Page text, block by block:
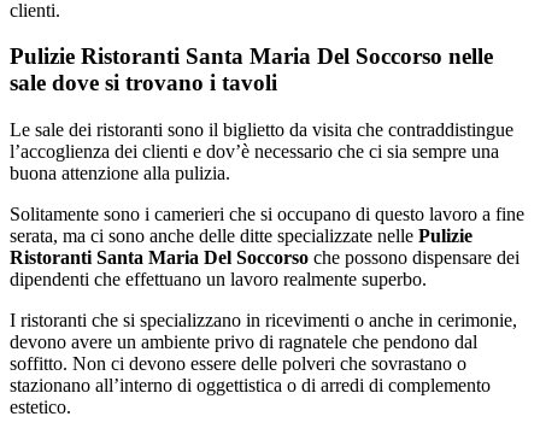
clienti.
Pulizie Ristoranti Santa Maria Del Soccorso nelle
sale dove si trovano i tavoli
Le sale dei ristoranti sono il biglietto da visita che contraddistingue
l’accoglienza dei clienti e dov’è necessario che ci sia sempre una
buona attenzione alla pulizia.
Solitamente sono i camerieri che si occupano di questo lavoro a fine
serata, ma ci sono anche delle ditte specializzate nelle Pulizie
Ristoranti Santa Maria Del Soccorso che possono dispensare dei
dipendenti che effettuano un lavoro realmente superbo.
I ristoranti che si specializzano in ricevimenti o anche in cerimonie,
devono avere un ambiente privo di ragnatele che pendono dal
soffitto. Non ci devono essere delle polveri che sovrastano o
stazionano all’interno di oggettistica o di arredi di complemento
estetico.